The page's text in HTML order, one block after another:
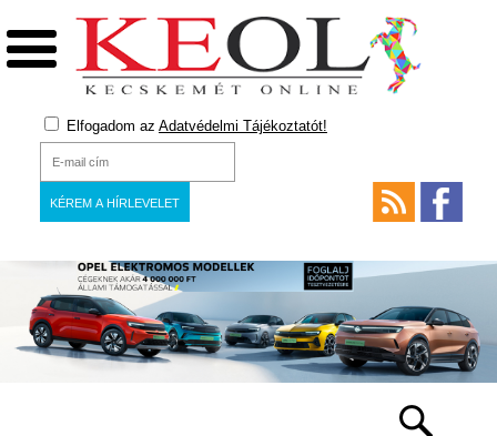
Elfogadom az Adatvédelmi Tájékoztatót!